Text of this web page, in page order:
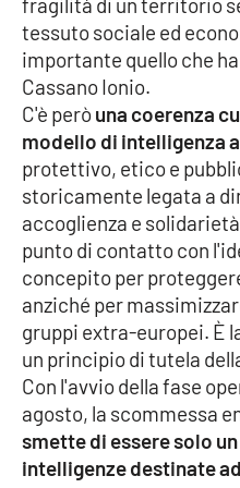
Lacplay.it
Lactv.it
Laconair.it
Lacitymag.it
Lacapitalenews.it
Ilreggino.it
Cosenzachannel.it
Ilvibonese.it
Catanzarochannel.it
tessuto sociale ed
importante quello che
Cassano Ionio.
C'è peròuna coerenza
modello di intelligenza
protettivo, etico e
storicamente legata a
accoglienza e
punto di contatto con
concepito per
anziché per
gruppi extra-europei. È
un principio di tutela
Con l'avvio della fase
agosto, la scommessa
smette di essere solo
intelligenze destinate